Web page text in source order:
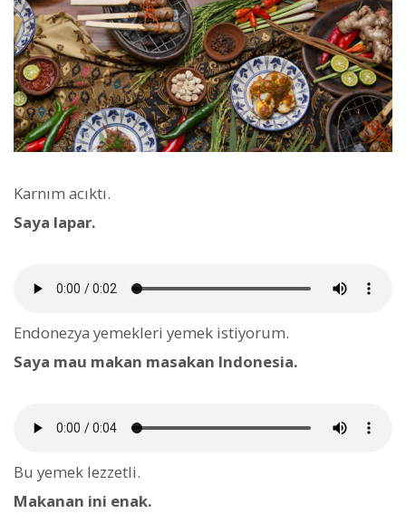
Karnım acıktı.
Saya lapar.
Endonezya yemekleri yemek istiyorum.
Saya mau makan masakan Indonesia.
Bu yemek lezzetli.
Makanan ini enak.